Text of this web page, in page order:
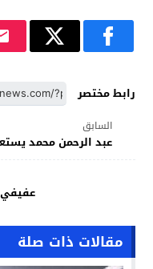
رابط مختصر
السابق
عبد الرحمن محمد يستعد لإشعال
مقالات ذات صلة